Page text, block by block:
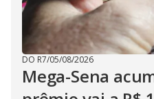
DO R7/05/08/2026
Mega-Sena